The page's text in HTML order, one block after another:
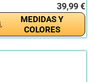
39,99 €
MEDIDAS Y
COLORES